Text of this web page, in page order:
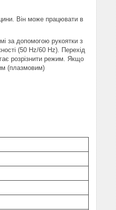
Він може працювати в
за допомогою рукоятки з
(50 Hz/60 Hz). Перехід
розрізнити режим. Якщо
(плазмовим)